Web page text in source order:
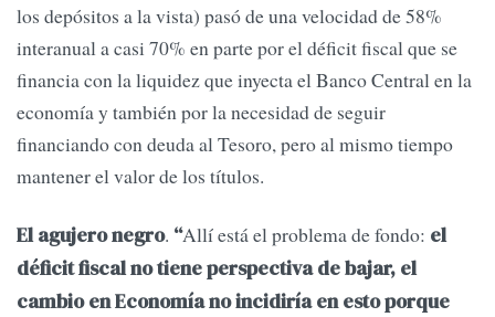
los depósitos a la vista) pasó de una velocidad de 58%
interanual a casi 70% en parte por el déficit fiscal que se
financia con la liquidez que inyecta el Banco Central en la
economía y también por la necesidad de seguir
financiando con deuda al Tesoro, pero al mismo tiempo
mantener el valor de los títulos.
El agujero negro. “Allí está el problema de fondo: el
déficit fiscal no tiene perspectiva de bajar, el
cambio en Economía no incidiría en esto porque